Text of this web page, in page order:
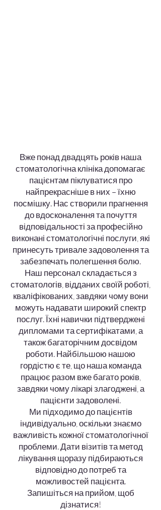
Вже понад двадцять років наша
стоматологічна клініка допомагає
пацієнтам піклуватися про
найпрекрасніше в них – їхню
посмішку. Нас створили прагнення
до вдосконалення та почуття
відповідальності за професійно
виконані стоматологічні послуги, які
принесуть тривале задоволення та
забезпечать полегшення болю.
Наш персонал складається з
стоматологів, відданих своїй роботі,
кваліфікованих, завдяки чому вони
можуть надавати широкий спектр
послуг. Їхні навички підтверджені
дипломами та сертифікатами, а
також багаторічним досвідом
роботи. Найбільшою нашою
гордістю є те, що наша команда
працює разом вже багато років,
завдяки чому лікарі злагоджені, а
пацієнти задоволені.
Ми підходимо до пацієнтів
індивідуально, оскільки знаємо
важливість кожної стоматологічної
проблеми. Дати візитів та метод
лікування щоразу підбираються
відповідно до потреб та
можливостей пацієнта.
Запишіться на прийом, щоб
дізнатися!